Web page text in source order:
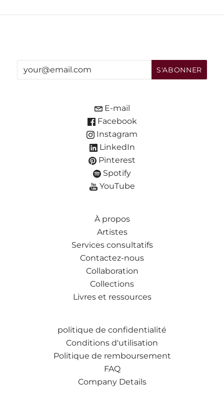
E-mail
Facebook
Instagram
LinkedIn
Pinterest
Spotify
YouTube
À propos
Artistes
Services consultatifs
Contactez-nous
Collaboration
Collections
Livres et ressources
politique de confidentialité
Conditions d'utilisation
Politique de remboursement
FAQ
Company Details